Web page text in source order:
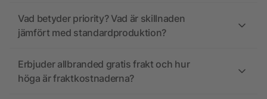
Vad betyder priority? Vad är skillnaden
jämfört med standardproduktion?
Erbjuder allbranded gratis frakt och hur
höga är fraktkostnaderna?